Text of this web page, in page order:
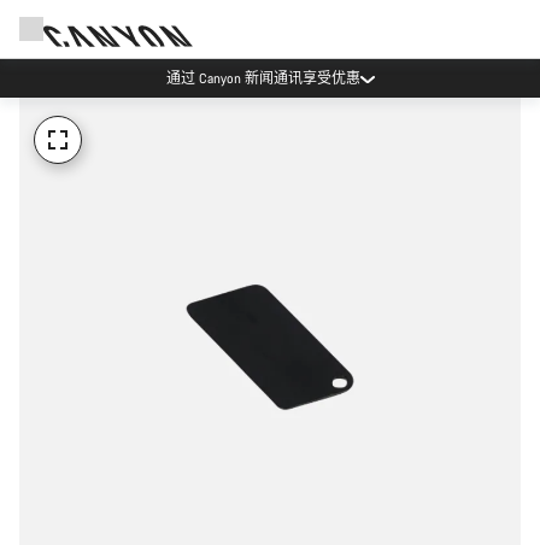
通过 Canyon 新闻通讯享受优惠